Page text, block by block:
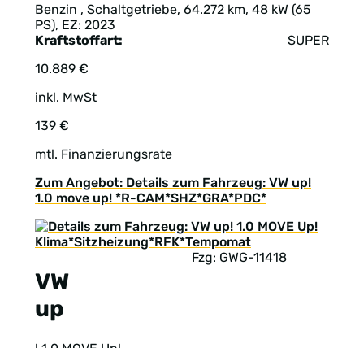
Benzin , Schaltgetriebe, 64.272 km, 48 kW (65
PS), EZ: 2023
Kraftstoffart:
SUPER
10.889 €
inkl. MwSt
139 €
mtl. Finanzierungsrate
Zum Angebot: Details zum Fahrzeug: VW up!
1.0 move up! *R-CAM*SHZ*GRA*PDC*
VW
up
Fzg: GWG-11418